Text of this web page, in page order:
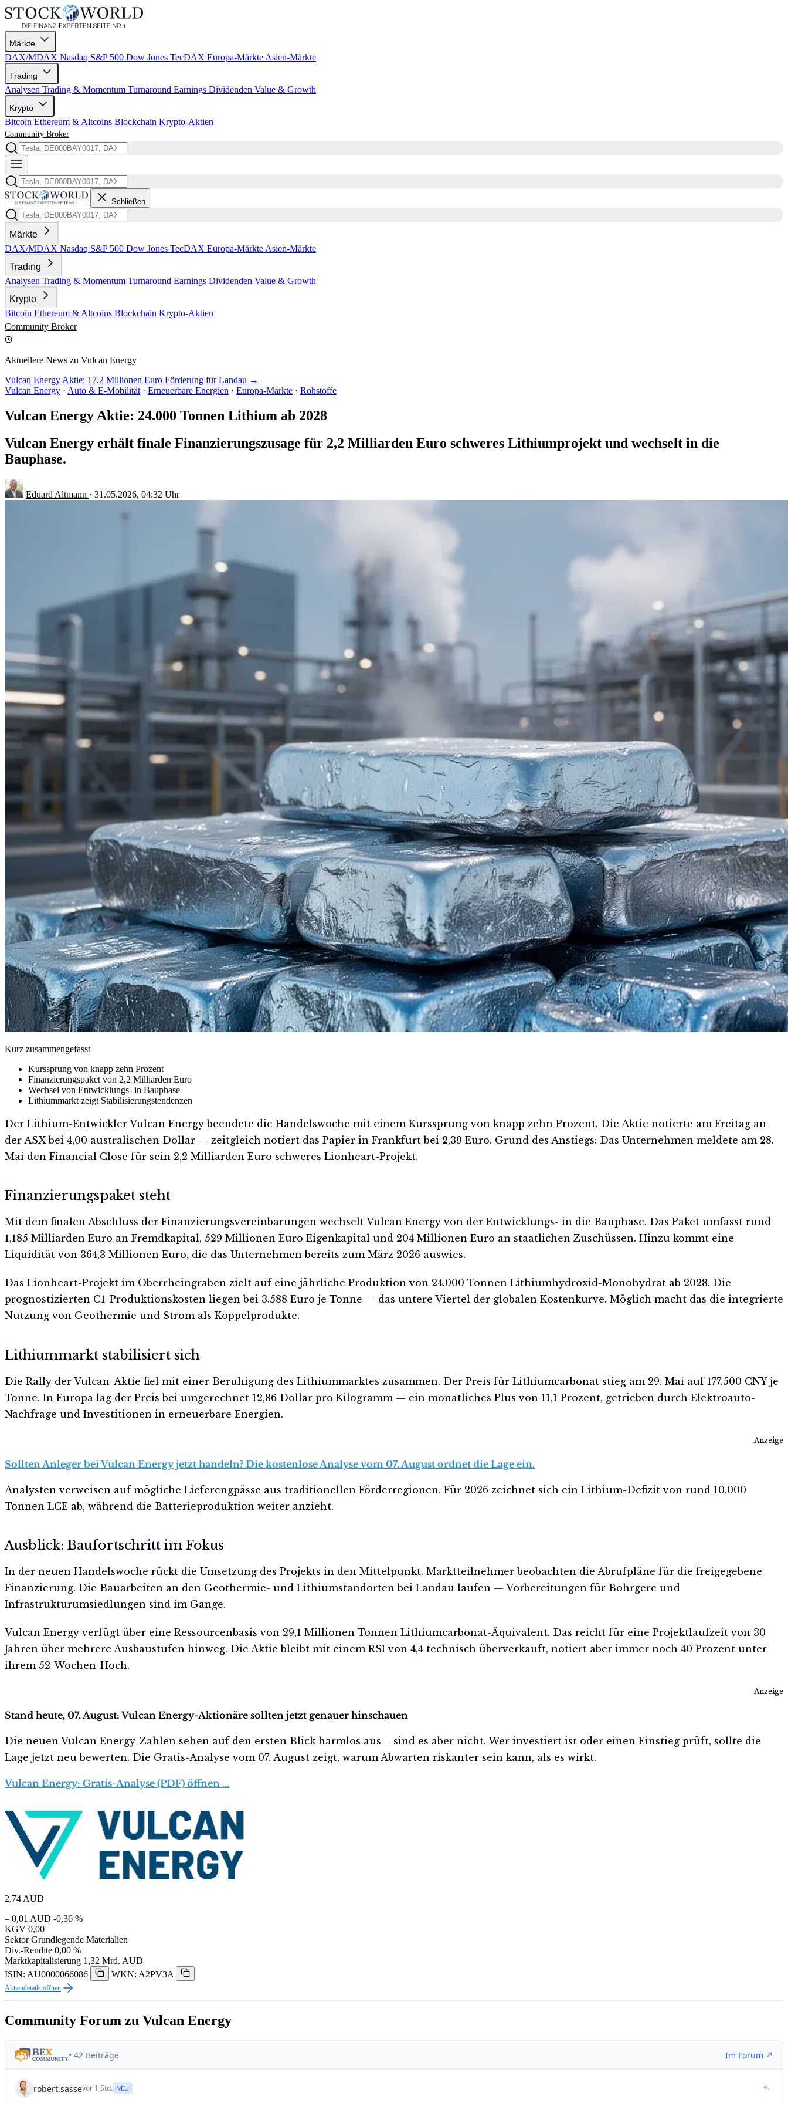
Märkte
DAX/MDAX Nasdaq S&P 500 Dow Jones TecDAX Europa-Märkte Asien-Märkte
Trading
Analysen Trading & Momentum Turnaround Earnings Dividenden Value & Growth
Krypto
Bitcoin Ethereum & Altcoins Blockchain Krypto-Aktien
Community Broker
Schließen
Märkte
DAX/MDAX Nasdaq S&P 500 Dow Jones TecDAX Europa-Märkte Asien-Märkte
Trading
Analysen Trading & Momentum Turnaround Earnings Dividenden Value & Growth
Krypto
Bitcoin Ethereum & Altcoins Blockchain Krypto-Aktien
Community Broker
Aktuellere News zu Vulcan Energy
Vulcan Energy Aktie: 17,2 Millionen Euro Förderung für Landau →
Vulcan Energy · Auto & E-Mobilität · Erneuerbare Energien · Europa-Märkte · Rohstoffe
Vulcan Energy Aktie: 24.000 Tonnen Lithium ab 2028
Vulcan Energy erhält finale Finanzierungszusage für 2,2 Milliarden Euro schweres Lithiumprojekt und wechselt in die
Bauphase.
Eduard Altmann · 31.05.2026, 04:32 Uhr
Kurz zusammengefasst
Kurssprung von knapp zehn Prozent
Finanzierungspaket von 2,2 Milliarden Euro
Wechsel von Entwicklungs- in Bauphase
Lithiummarkt zeigt Stabilisierungstendenzen
Der Lithium-Entwickler Vulcan Energy beendete die Handelswoche mit einem Kurssprung von knapp zehn Prozent. Die Aktie notierte am Freitag an
der ASX bei 4,00 australischen Dollar — zeitgleich notiert das Papier in Frankfurt bei 2,39 Euro. Grund des Anstiegs: Das Unternehmen meldete am 28.
Mai den Financial Close für sein 2,2 Milliarden Euro schweres Lionheart-Projekt.
Finanzierungspaket steht
Mit dem finalen Abschluss der Finanzierungsvereinbarungen wechselt Vulcan Energy von der Entwicklungs- in die Bauphase. Das Paket umfasst rund
1,185 Milliarden Euro an Fremdkapital, 529 Millionen Euro Eigenkapital und 204 Millionen Euro an staatlichen Zuschüssen. Hinzu kommt eine
Liquidität von 364,3 Millionen Euro, die das Unternehmen bereits zum März 2026 auswies.
Das Lionheart-Projekt im Oberrheingraben zielt auf eine jährliche Produktion von 24.000 Tonnen Lithiumhydroxid-Monohydrat ab 2028. Die
prognostizierten C1-Produktionskosten liegen bei 3.588 Euro je Tonne — das untere Viertel der globalen Kostenkurve. Möglich macht das die integrierte
Nutzung von Geothermie und Strom als Koppelprodukte.
Lithiummarkt stabilisiert sich
Die Rally der Vulcan-Aktie fiel mit einer Beruhigung des Lithiummarktes zusammen. Der Preis für Lithiumcarbonat stieg am 29. Mai auf 177.500 CNY je
Tonne. In Europa lag der Preis bei umgerechnet 12,86 Dollar pro Kilogramm — ein monatliches Plus von 11,1 Prozent, getrieben durch Elektroauto-
Nachfrage und Investitionen in erneuerbare Energien.
Anzeige
Sollten Anleger bei Vulcan Energy jetzt handeln? Die kostenlose Analyse vom 07. August ordnet die Lage ein.
Analysten verweisen auf mögliche Lieferengpässe aus traditionellen Förderregionen. Für 2026 zeichnet sich ein Lithium-Defizit von rund 10.000
Tonnen LCE ab, während die Batterieproduktion weiter anzieht.
Ausblick: Baufortschritt im Fokus
In der neuen Handelswoche rückt die Umsetzung des Projekts in den Mittelpunkt. Marktteilnehmer beobachten die Abrufpläne für die freigegebene
Finanzierung. Die Bauarbeiten an den Geothermie- und Lithiumstandorten bei Landau laufen — Vorbereitungen für Bohrgere und
Infrastrukturumsiedlungen sind im Gange.
Vulcan Energy verfügt über eine Ressourcenbasis von 29,1 Millionen Tonnen Lithiumcarbonat-Äquivalent. Das reicht für eine Projektlaufzeit von 30
Jahren über mehrere Ausbaustufen hinweg. Die Aktie bleibt mit einem RSI von 4,4 technisch überverkauft, notiert aber immer noch 40 Prozent unter
ihrem 52-Wochen-Hoch.
Anzeige
Stand heute, 07. August: Vulcan Energy-Aktionäre sollten jetzt genauer hinschauen
Die neuen Vulcan Energy-Zahlen sehen auf den ersten Blick harmlos aus – sind es aber nicht. Wer investiert ist oder einen Einstieg prüft, sollte die
Lage jetzt neu bewerten. Die Gratis-Analyse vom 07. August zeigt, warum Abwarten riskanter sein kann, als es wirkt.
Vulcan Energy: Gratis-Analyse (PDF) öffnen …
2,74 AUD
– 0,01 AUD -0,36 %
KGV 0,00
Sektor Grundlegende Materialien
Div.-Rendite 0,00 %
Marktkapitalisierung 1,32 Mrd. AUD
ISIN: AU0000066086
WKN: A2PV3A
Aktiendetails öffnen
Community Forum zu Vulcan Energy